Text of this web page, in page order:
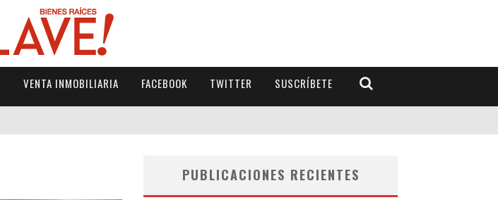
VENTA INMOBILIARIA FACEBOOK TWITTER SUSCRÍBETE
PUBLICACIONES RECIENTES